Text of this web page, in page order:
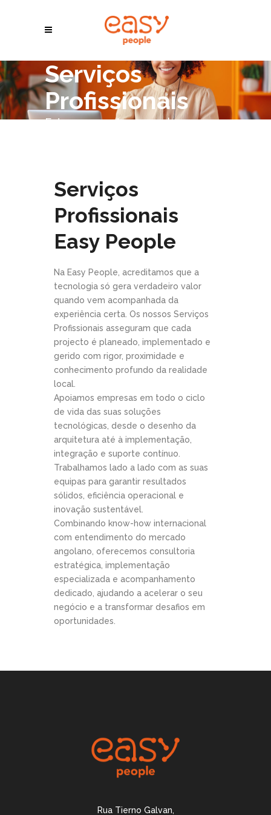
Serviços
Profissionais
Estamos prontos para abraçar o
Serviços
Profissionais
Easy People
Na Easy People, acreditamos que a
tecnologia só gera verdadeiro valor
quando vem acompanhada da
experiência certa. Os nossos Serviços
Profissionais asseguram que cada
projecto é planeado, implementado e
gerido com rigor, proximidade e
conhecimento profundo da realidade
local.
Apoiamos empresas em todo o ciclo
de vida das suas soluções
tecnológicas, desde o desenho da
arquitetura até à implementação,
integração e suporte contínuo.
Trabalhamos lado a lado com as suas
equipas para garantir resultados
sólidos, eficiência operacional e
inovação sustentável.
Combinando know-how internacional
com entendimento do mercado
angolano, oferecemos consultoria
estratégica, implementação
especializada e acompanhamento
dedicado, ajudando a acelerar o seu
negócio e a transformar desafios em
oportunidades.
Rua Tierno Galvan,